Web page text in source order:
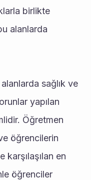
birlikte
alanlarda
sağlık ve
yapılan
Öğretmen
öğrencilerin
karşılaşılan en
öğrenciler